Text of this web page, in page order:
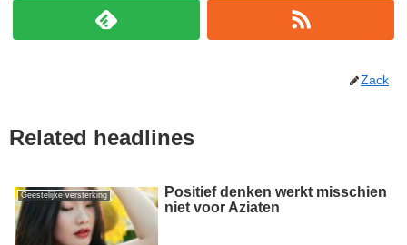
Zack
Related headlines
Geestelijke versterking
Positief denken werkt misschien
niet voor Aziaten